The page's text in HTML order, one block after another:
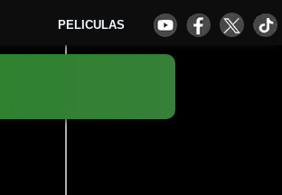
PELICULAS